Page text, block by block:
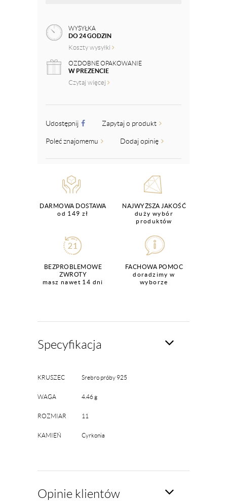
WYSYŁKA
DO 24 GODZIN
Koszty wysyłki
OZDOBNE OPAKOWANIE
W PREZENCIE
Czytaj więcej
Udostępnij Zapytaj o produkt
Poleć znajomemu Dodaj opinię
DARMOWA DOSTAWA
od 149 zł
NAJWYŻSZA JAKOŚĆ
duży wybór
produktów
BEZPROBLEMOWE
ZWROTY
masz nawet 14 dni
FACHOWA POMOC
doradzimy w
wyborze
Specyfikacja
KRUSZEC Srebro próby 925
WAGA 4.46 g
ROZMIAR 11
KAMIEŃ Cyrkonia
Opinie klientów